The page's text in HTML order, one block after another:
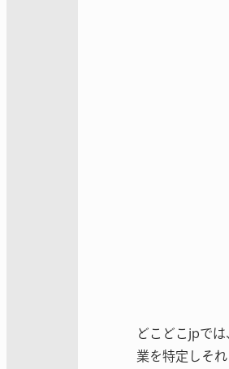
どこどこjpで
業を特定しそ